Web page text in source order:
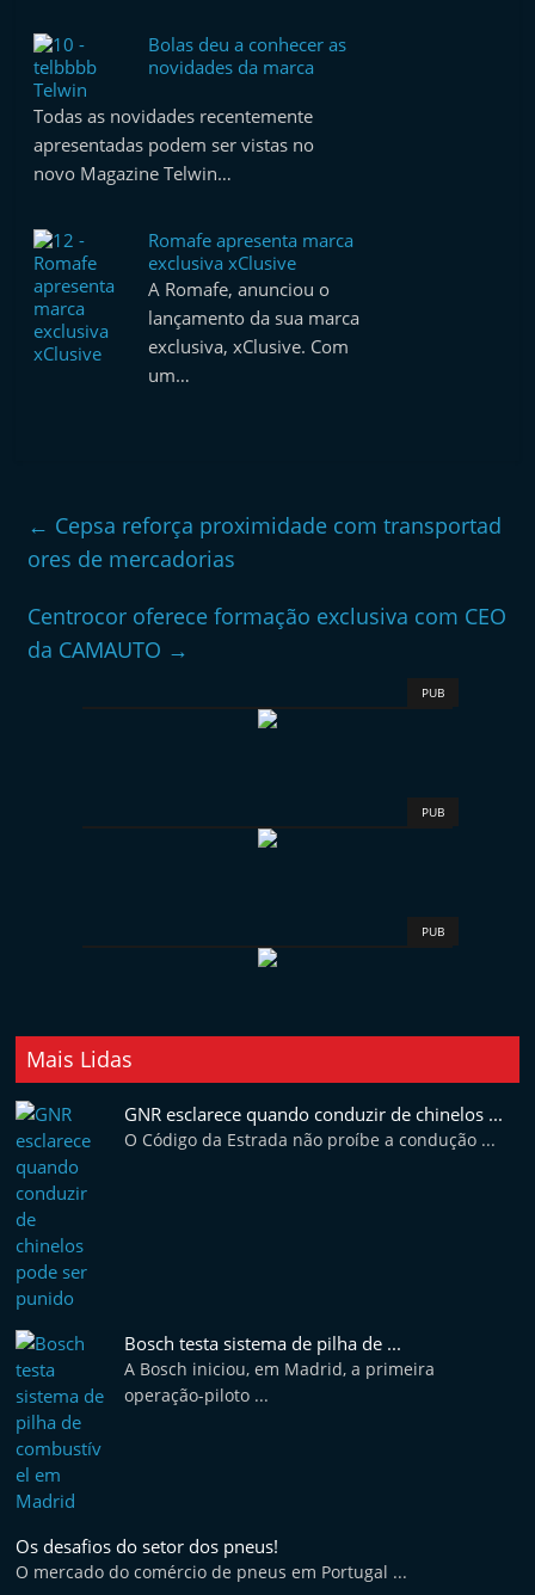
Bolas deu a conhecer as
novidades da marca
Telwin
Todas as novidades recentemente
apresentadas podem ser vistas no
novo Magazine Telwin…
Romafe apresenta marca
exclusiva xClusive
A Romafe, anunciou o
lançamento da sua marca
exclusiva, xClusive. Com
um…
← Cepsa reforça proximidade com transportad
ores de mercadorias
Centrocor oferece formação exclusiva com CEO
da CAMAUTO →
PUB
PUB
PUB
Mais Lidas
GNR esclarece quando conduzir de chinelos ...
O Código da Estrada não proíbe a condução ...
Bosch testa sistema de pilha de ...
A Bosch iniciou, em Madrid, a primeira
operação-piloto ...
Os desafios do setor dos pneus!
O mercado do comércio de pneus em Portugal ...